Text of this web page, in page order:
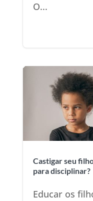
O...
Castigar seu
para disciplinar?
Educar os